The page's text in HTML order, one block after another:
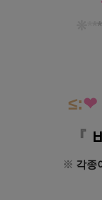
*
≤:❤
『
※ 각종